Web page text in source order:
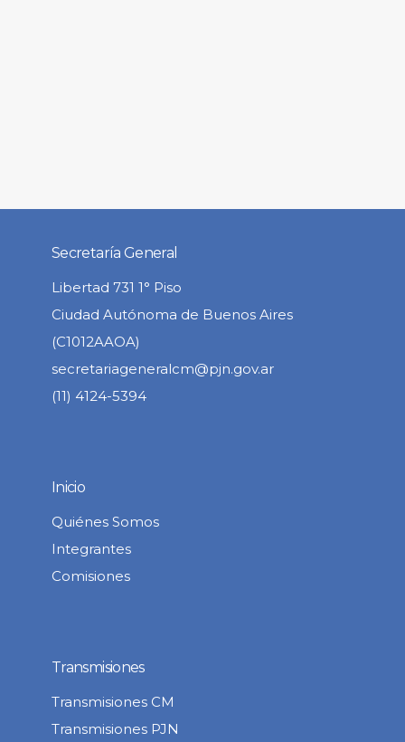
Secretaría General
Libertad 731 1° Piso
Ciudad Autónoma de Buenos Aires
(C1012AAOA)
secretariageneralcm@pjn.gov.ar
(11) 4124-5394
Inicio
Quiénes Somos
Integrantes
Comisiones
Transmisiones
Transmisiones CM
Transmisiones PJN